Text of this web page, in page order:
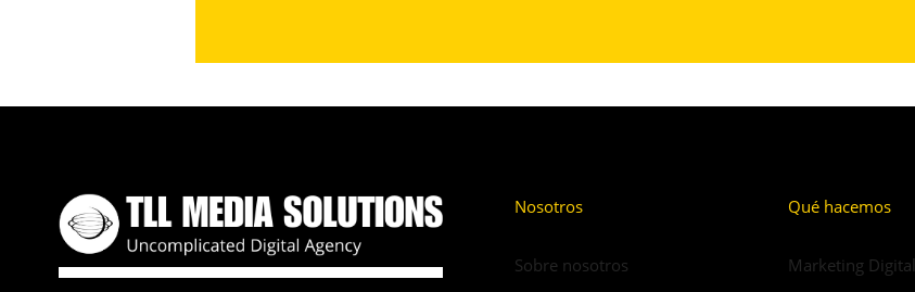
Nosotros
Sobre nosotros
Qué hacemos
Marketing Digital